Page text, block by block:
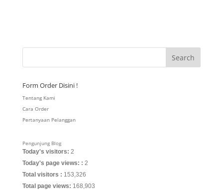
Form Order Disini !
Tentang Kami
Cara Order
Pertanyaan Pelanggan
Pengunjung Blog
Today's visitors: 2
Today's page views: : 2
Total visitors : 153,326
Total page views: 168,903